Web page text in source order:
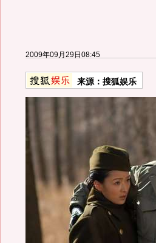
2009年09月29日08:45
来源： 搜狐娱乐